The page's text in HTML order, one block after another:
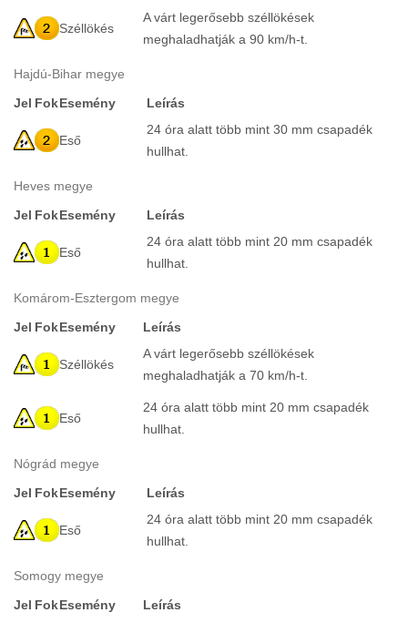
Széllökés
A várt legerősebb széllökések
meghaladhatják a 90 km/h-t.
Hajdú-Bihar megye
Jel FokEsemény Leírás
Eső
24 óra alatt több mint 30 mm csapadék
hullhat.
Heves megye
Jel FokEsemény Leírás
Eső
24 óra alatt több mint 20 mm csapadék
hullhat.
Komárom-Esztergom megye
Jel FokEsemény Leírás
Széllökés
A várt legerősebb széllökések
meghaladhatják a 70 km/h-t.
Eső
24 óra alatt több mint 20 mm csapadék
hullhat.
Nógrád megye
Jel FokEsemény Leírás
Eső
24 óra alatt több mint 20 mm csapadék
hullhat.
Somogy megye
Jel FokEsemény Leírás